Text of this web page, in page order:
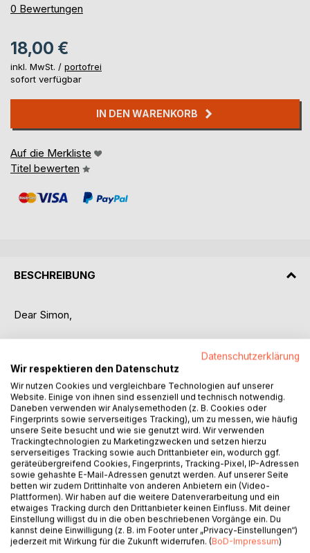
0%
0 Bewertungen
18,00 €
inkl. MwSt. / portofrei
sofort verfügbar
IN DEN WARENKORB
Auf die Merkliste
Titel bewerten
BESCHREIBUNG
Dear Simon,
This is the beginning of our forever story.
Words will always fall short to describe my deep love for
you,
but I will never stop trying.
I love you.
Yours,
Lara
Datenschutzerklärung
Wir respektieren den Datenschutz
Wir nutzen Cookies und vergleichbare Technologien auf unserer
Website. Einige von ihnen sind essenziell und technisch notwendig.
Daneben verwenden wir Analysemethoden (z. B. Cookies oder
Fingerprints sowie serverseitiges Tracking), um zu messen, wie häufig
unsere Seite besucht und wie sie genutzt wird. Wir verwenden
Trackingtechnologien zu Marketingzwecken und setzen hierzu
serverseitiges Tracking sowie auch Drittanbieter ein, wodurch ggf.
geräteübergreifend Cookies, Fingerprints, Tracking-Pixel, IP-Adressen
sowie gehashte E-Mail-Adressen genutzt werden. Auf unserer Seite
betten wir zudem Drittinhalte von anderen Anbietern ein (Video-
Plattformen). Wir haben auf die weitere Datenverarbeitung und ein
etwaiges Tracking durch den Drittanbieter keinen Einfluss. Mit deiner
Einstellung willigst du in die oben beschriebenen Vorgänge ein. Du
kannst deine Einwilligung (z. B. im Footer unter „Privacy-Einstellungen“)
jederzeit mit Wirkung für die Zukunft widerrufen. (BoD-Impressum)